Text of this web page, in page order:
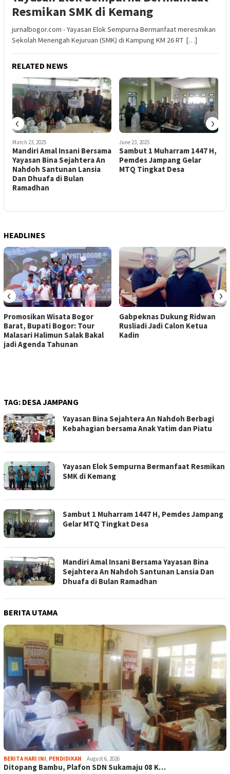
Resmikan SMK di Kemang
jurnalbogor.com - Yayasan Elok Sempurna Bermanfaat meresmikan
Sekolah Menengah Kejuruan (SMK) di Kampung KM 26 RT […]
RELATED NEWS
March 23, 2025
Mandiri Amal Insani Bersama
Yayasan Bina Sejahtera An
Nahdoh Santunan Lansia
Dan Dhuafa di Bulan
Ramadhan
June 23, 2025
Sambut 1 Muharram 1447 H,
Pemdes Jampang Gelar
MTQ Tingkat Desa
‹ ›
HEADLINES
Promosikan Wisata Bogor
Barat, Bupati Bogor: Tour
Malasari Halimun Salak Bakal
jadi Agenda Tahunan
Gabpeknas Dukung Ridwan
Rusliadi Jadi Calon Ketua
Kadin
‹ ›
TAG: DESA JAMPANG
Yayasan Bina Sejahtera An Nahdoh Berbagi
Kebahagian bersama Anak Yatim dan Piatu
Yayasan Elok Sempurna Bermanfaat Resmikan
SMK di Kemang
Sambut 1 Muharram 1447 H, Pemdes Jampang
Gelar MTQ Tingkat Desa
Mandiri Amal Insani Bersama Yayasan Bina
Sejahtera An Nahdoh Santunan Lansia Dan
Dhuafa di Bulan Ramadhan
BERITA UTAMA
BERITA HARI INI, PENDIDIKAN August 6, 2026
Ditopang Bambu, Plafon SDN Sukamaju 08 K…